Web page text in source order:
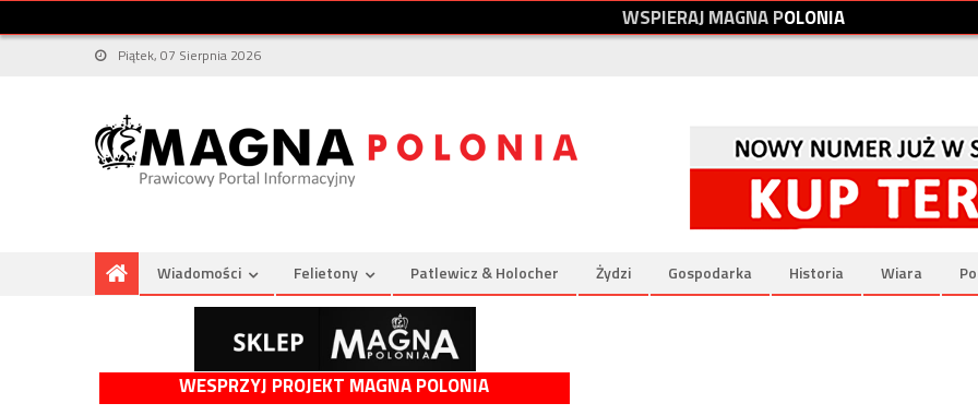
WSPIERAJMAGNAPOLONIA
Piątek, 07 Sierpnia 2026
Wiadomości Felietony Patlewicz & Holocher Żydzi Gospodarka Historia Wiara
WESPRZYJ PROJEKT MAGNA POLONIA